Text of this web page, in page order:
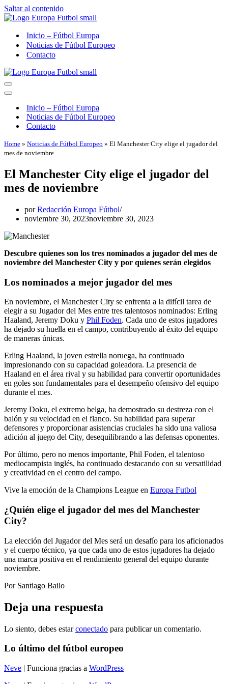
Saltar al contenido
Inicio – Fútbol Europa
Noticias de Fútbol Europeo
Contacto
Menú
de
Menú
navegaciónInicio – Fútbol Europa
Noticias de Fútbol Europeo
Contacto
Home » Noticias de Fútbol Europeo » El Manchester City elige el jugador del
mes de noviembre
El Manchester City elige el jugador del
mes de noviembre
porRedacción Europa Fútbol
noviembre 30, 2023noviembre 30, 2023
Descubre quienes son los tres nominados a jugador del mes de
noviembre del Manchester City y por quienes serán elegidos
Los nominados a mejor jugador del mes
En noviembre, el Manchester City se enfrenta a la difícil tarea de
elegir a su Jugador del Mes entre tres talentosos nominados: Erling
Haaland, Jeremy Doku y Phil Foden. Cada uno de estos jugadores
ha dejado su huella en el campo, contribuyendo al éxito del equipo
de maneras únicas.
Erling Haaland, la joven estrella noruega, ha continuado
impresionando con su capacidad goleadora. La presencia de
Haaland en el área rival y su habilidad para convertir oportunidades
en goles son fundamentales para el desempeño ofensivo del equipo
durante el mes.
Jeremy Doku, el extremo belga, ha demostrado su destreza con el
balón y su velocidad en el flanco. Su habilidad para superar
defensores y proporcionar asistencias cruciales ha sido una valiosa
adición al juego del City, desequilibrando a las defensas oponentes.
Por último, pero no menos importante, Phil Foden, el talentoso
mediocampista inglés, ha continuado destacando con su versatilidad
y creatividad en el centro del campo.
Vive la emoción de la Champions League en Europa Futbol
¿Quién elige el jugador del mes del Manchester
City?
La elección del Jugador del Mes será un desafío para los aficionados
y el cuerpo técnico, ya que cada uno de estos jugadores ha dejado
una marca positiva en el rendimiento general del equipo durante
noviembre.
Por Santiago Bailo
Deja una respuesta
Lo siento, debes estarconectado para publicar un comentario.
Lo último del fútbol europeo
Neve | Funciona gracias a WordPress